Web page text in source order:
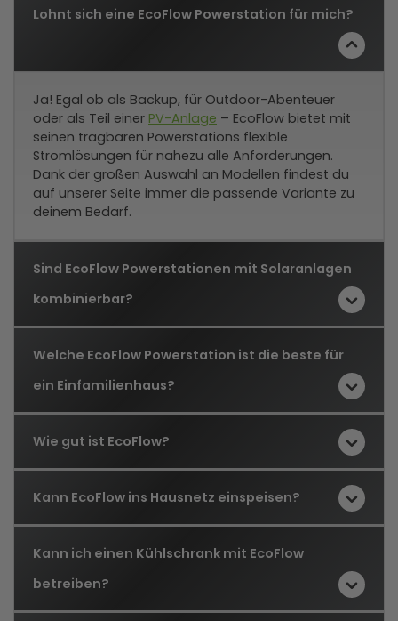
Lohnt sich eine EcoFlow Powerstation für mich?
Ja! Egal ob als Backup, für Outdoor-Abenteuer
oder als Teil einer PV-Anlage – EcoFlow bietet mit
seinen tragbaren Powerstations flexible
Stromlösungen für nahezu alle Anforderungen.
Dank der großen Auswahl an Modellen findest du
auf unserer Seite immer die passende Variante zu
deinem Bedarf.
Sind EcoFlow Powerstationen mit Solaranlagen
kombinierbar?
Welche EcoFlow Powerstation ist die beste für
ein Einfamilienhaus?
Wie gut ist EcoFlow?
Kann EcoFlow ins Hausnetz einspeisen?
Kann ich einen Kühlschrank mit EcoFlow
betreiben?